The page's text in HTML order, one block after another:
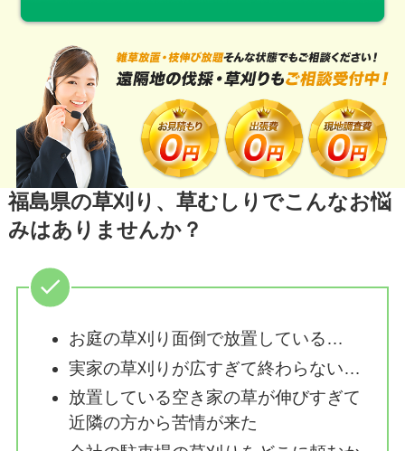
福島県の草刈り、草むしりでこんなお悩
みはありませんか？
お庭の草刈り面倒で放置している…
実家の草刈りが広すぎて終わらない…
放置している空き家の草が伸びすぎて
近隣の方から苦情が来た